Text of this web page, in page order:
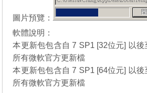
圖片預覽：
軟體說明：
本更新包包含自 7 SP1 [32位元] 以
所有微軟官方更新檔
本更新包包含自 7 SP1 [64位元] 以
所有微軟官方更新檔